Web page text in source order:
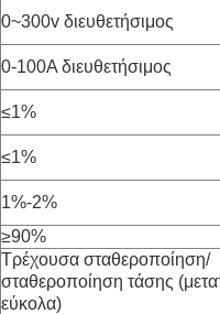
0~300v διευθετήσιμος
0-100A διευθετήσιμος
≤1%
≤1%
1%-2%
≥90%
Τρέχουσα σταθεροποίηση/
σταθεροποίηση τάσης
εύκολα)